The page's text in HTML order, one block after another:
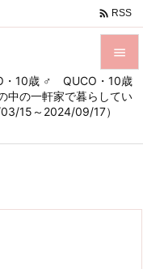
・10歳 ♂ QUCO・10歳
中の一軒家で暮らしてい
15～2024/09/17）


メニュ
サイド

 RSS